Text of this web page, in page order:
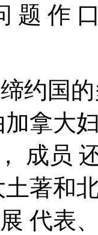
题 作
约国
拿大
成员
著和
代表